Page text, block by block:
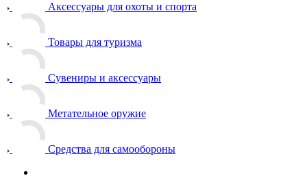
Аксессуары для охоты и спорта
Товары для туризма
Сувениры и аксессуары
Метательное оружие
Средства для самообороны